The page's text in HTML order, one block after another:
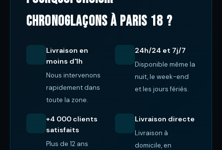
ChronoGlaçons à Paris 18 ?
Livraison en
moins d'1h
Nous intervenons
rapidement dans
toute la zone.
24h/24 et 7j/7
Disponible même la
nuit, le week-end
et les jours fériés.
+4 000 clients
satisfaits
Plus de 12 ans
Livraison directe
Livraison à
domicile, en